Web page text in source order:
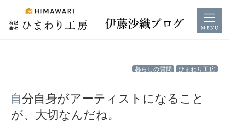
ひまわり工房
暮らしの質問
自分自身がアーティストになること
が、大切なんだね。